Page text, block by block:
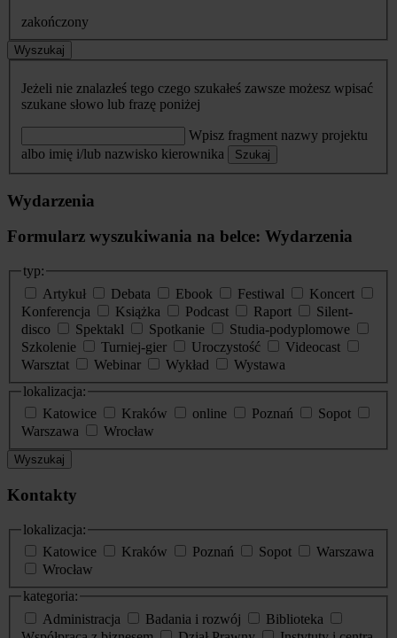
zakończony
Wyszukaj
Jeżeli nie znalazłeś tego czego szukałeś zawsze możesz wpisać
szukane słowo lub frazę poniżej
Wpisz fragment nazwy projektu
albo imię i/lub nazwisko kierownika
Szukaj
Wydarzenia
Formularz wyszukiwania na belce: Wydarzenia
typ:
Artykuł
Debata Ebook Festiwal
Koncert
Konferencja
Książka Podcast Raport
Silent-
disco
Spektakl Spotkanie
Studia-podyplomowe
Szkolenie
Turniej-gier Uroczystość
Videocast
Warsztat
Webinar Wykład
Wystawa
lokalizacja:
Katowice
Kraków online Poznań
Sopot
Warszawa
Wrocław
Wyszukaj
Kontakty
lokalizacja:
Katowice
Kraków Poznań Sopot
Warszawa
Wrocław
kategoria:
Administracja
Badania i rozwój
Biblioteka